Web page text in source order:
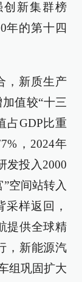
新集群榜
年的第十四
，新质生产
值较“十三
占GDP比重
，2024年
发投入2000
空间站转入
样返回，
提供全球精
，新能源汽
组巩固扩大